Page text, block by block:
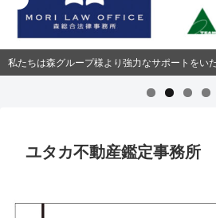
私たちは森グループ様より強力なサポートをい
ユタカ不動産鑑定事務所